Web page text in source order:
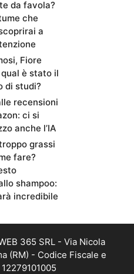
da favola?
che
a
Fiore
è stato il
di studi?
recensioni
ci si
anche l’IA
grassi
fare?
shampoo:
incredibile
365 SRL - Via Nicola
(RM) - Codice Fiscale e